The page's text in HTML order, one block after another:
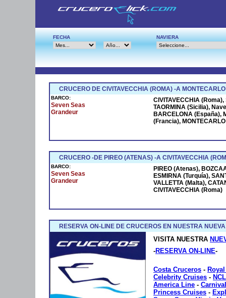
FECHA NAVIERA
CRUCERO DE CIVITAVECCHIA (ROMA) -A
BARCO:
Seven Seas
Grandeur
CIVITAVECCHIA
TAORMINA (Sicilia),
BARCELONA (España),
(Francia),
CRUCERO -DE PIREO (ATENAS) -A CIVITAVECCHIA
BARCO:
Seven Seas
Grandeur
PIREO (Atenas),
ESMIRNA (Turquía),
VALLETTA (Malta),
CIVITAVECCHIA (Roma)
RESERVA ON-LINE DE CRUCEROS EN NUESTRA
VISITA NUESTRA
-RESERVA ON-LINE-
Costa Cruceros -
Celebrity Cruises - NCL
America Line -
Princess Cruises -